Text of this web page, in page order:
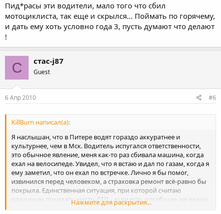
Пид*расы эти водители, мало того что сбил
мотоциклиста, так еще и скрылся... Поймать по горячему,
и дать ему хоть условно года 3, пусть думают что делают
!
С стас-j87
Guest
6 Апр 2010 #6
KillBurn написал(а):
Я наслышан, что в Питере водят гораздо аккуратнее и
культурнее, чем в Мск. Водитель испугался ответственности,
это обычное явление, меня как-то раз сбивала машина, когда
ехал на велосипеде. Увидел, что я встаю и дал по газам, когда я
ему заметил, что он ехал по встречке. Лично я бы помог,
извинился перед человеком, а страховка ремонт всё-равно бы
покрыла. Единственная ситуация, при которой считаю
разумным покидать место ДТП - если есть погибшие, не важно
по твоей вине, или нет. Трупу не поможешь уже и ему всё-
Нажмите для раскрытия...